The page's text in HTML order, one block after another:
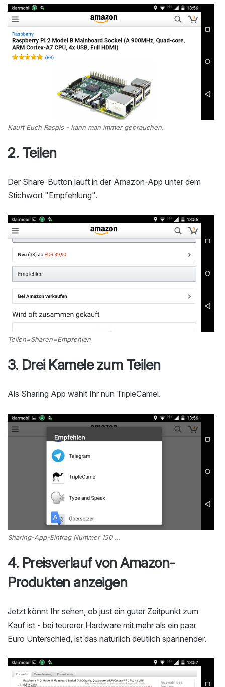
Kauft Euch Raspis - kann man immer gebrauchen.
2. Teilen
Der Share-Button läuft in der Amazon-App unter dem
Stichwort "Empfehlung".
Teilen=Sharen=Empfehlen
3. Drei Kamele zum Teilen
Als Sharing App wählt Ihr nun TripleCamel.
Sharing-App-Eintrag Nummer 150 ...
4. Preisverlauf von Amazon-
Produkten anzeigen
Jetzt könnt Ihr sehen, ob just ein guter Zeitpunkt zum
Kauf ist - bei teurerer Hardware mit mehr als ein paar
Euro Unterschied, ist das natürlich deutlich spannender.